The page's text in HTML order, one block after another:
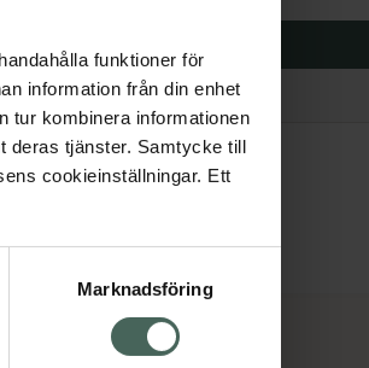
funktioner för
information från din enhet
tur kombinera informationen
deras tjänster. Samtycke till
cookieinställningar. Ett
Marknadsföring
via ditt recept
och läkemedel